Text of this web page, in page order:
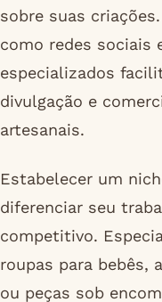
sobre suas
como redes sociais
especializados
divulgação e
artesanais.
Estabelecer um
diferenciar seu
competitivo.
roupas para bebês,
ou peças sob